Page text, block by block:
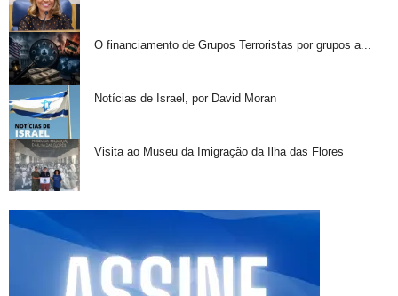
O financiamento de Grupos Terroristas por grupos a...
Notícias de Israel, por David Moran
Visita ao Museu da Imigração da Ilha das Flores